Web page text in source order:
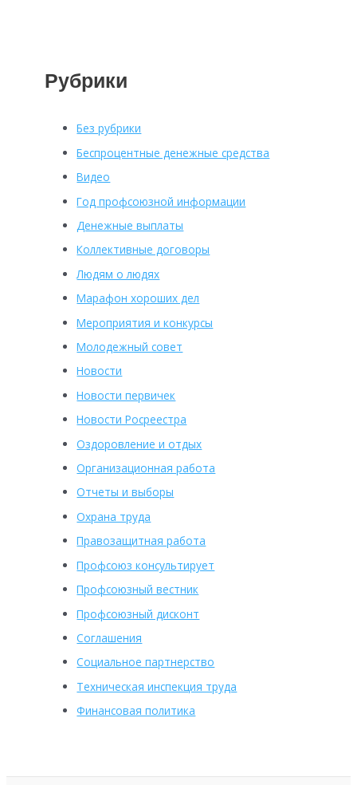
Рубрики
Без рубрики
Беспроцентные денежные средства
Видео
Год профсоюзной информации
Денежные выплаты
Коллективные договоры
Людям о людях
Марафон хороших дел
Мероприятия и конкурсы
Молодежный совет
Новости
Новости первичек
Новости Росреестра
Оздоровление и отдых
Организационная работа
Отчеты и выборы
Охрана труда
Правозащитная работа
Профсоюз консультирует
Профсоюзный вестник
Профсоюзный дисконт
Соглашения
Социальное партнерство
Техническая инспекция труда
Финансовая политика